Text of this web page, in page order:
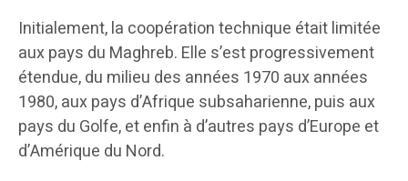
Initialement, la coopération technique était limitée
aux pays du Maghreb. Elle s’est progressivement
étendue, du milieu des années 1970 aux années
1980, aux pays d’Afrique subsaharienne, puis aux
pays du Golfe, et enfin à d’autres pays d’Europe et
d’Amérique du Nord.